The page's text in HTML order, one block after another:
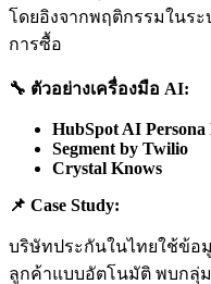
โดยอิงจากพฤติกรรมในระ
การซื้อ
🔧 ตัวอย่างเครื่องมือ AI:
HubSpot AI
Segment by Twilio
Crystal Knows
📌 Case Study:
บริษัทประกันในไทยใช้ข้อ
ลูกค้าแบบอัตโนมัติ พบกลุ่